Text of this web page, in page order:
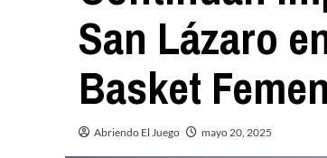
San Lázaro
Basket
Abriendo El Juego mayo 20, 2025